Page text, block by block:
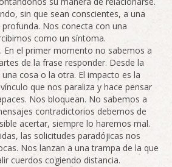
sin que sean conscientes, a una
Nos conecta con una
como un síntoma.
En el primer momento no sabemos a
de la frase responder. Desde la
cosa o la otra. El impacto es la
que nos paraliza y hace pensar
Nos bloquean. No sabemos a
contradictorios debemos de
acertar, siempre lo haremos mal.
las solicitudes paradójicas nos
Nos lanzan a una trampa de la que
cuerdos cogiendo distancia.